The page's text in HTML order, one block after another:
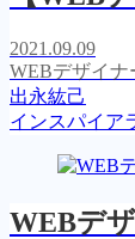
2021.09.09
WEBデザイナ
出永紘己
インスパイア
WEBデ